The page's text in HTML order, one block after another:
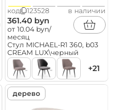
код 123528 в наличии
361.40 byn
от 10.04 byn/
месяц
Стул MICHAEL-R1 360, b03
CREAM LUX\черный
+21
дерево